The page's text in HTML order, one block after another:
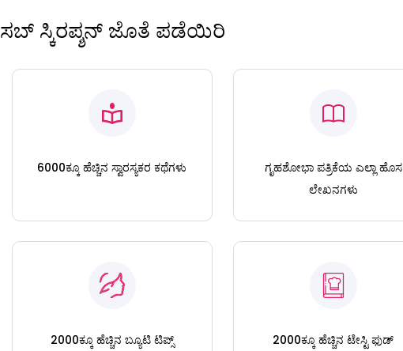
ಸಬ್ ಸ್ಕಿರಪ್ಶನ್ ಜೊತೆ ಪಡೆಯಿರಿ
6000ಕ್ಕೂ ಹೆಚ್ಚಿನ ಸ್ವಾರಸ್ಯಕರ ಕಥೆಗಳು
ಗೃಹಶೋಭಾ ಪತ್ರಿಕೆಯ ಎಲ್ಲಾ ಹೊಸ
ಲೇಖನಗಳು
2000ಕ್ಕೂ ಹೆಚ್ಚಿನ ಬ್ಯೂಟಿ ಟಿಪ್ಸ್
2000ಕ್ಕೂ ಹೆಚ್ಚಿನ ಟೇಸ್ಟಿ ಫುಡ್